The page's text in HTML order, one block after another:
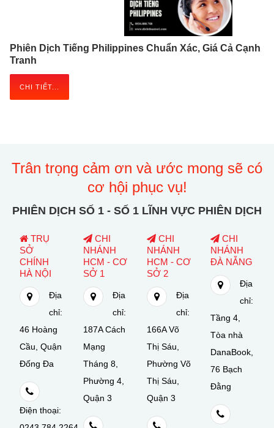
Phiên Dịch Tiếng Philippines Chuẩn Xác, Giá Cả Cạnh
Tranh
CHI TIẾT...
Trân trọng cảm ơn và ước mong sẽ có
cơ hội phục vụ!
PHIÊN DỊCH SỐ 1 - SỐ 1 LĨNH VỰC PHIÊN DỊCH
TRỤ
SỞ
CHÍNH
HÀ NỘI
Địa
chỉ:
46 Hoàng
Cầu, Quận
Đống Đa
Điện thoại:
CHI
NHÁNH
HCM - CƠ
SỞ 1
Địa
chỉ:
187A Cách
Mạng
Tháng 8,
Phường 4,
Quận 3
CHI
NHÁNH
HCM - CƠ
SỞ 2
Địa
chỉ:
166A Võ
Thị Sáu,
Phường Võ
Thị Sáu,
Quận 3
CHI
NHÁNH
ĐÀ NẴNG
Địa
chỉ:
Tầng 4,
Tòa nhà
DanaBook,
76 Bạch
Đằng